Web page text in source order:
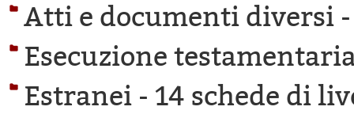
Atti e documenti diversi
Esecuzione
Estranei - 14 schede di